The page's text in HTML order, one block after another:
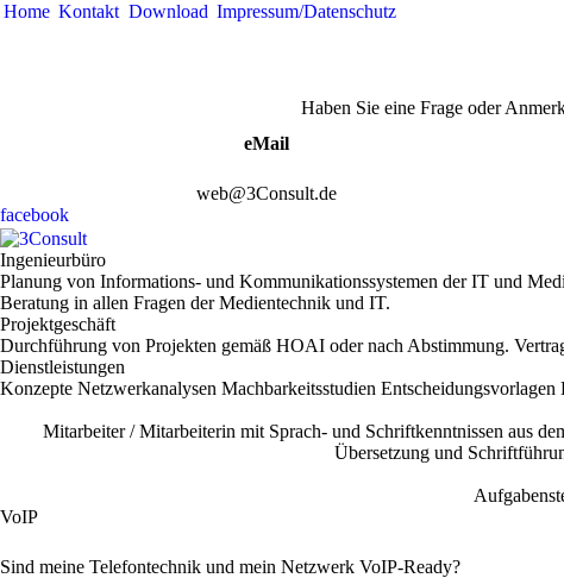
Home Kontakt Download Impressum/Datenschutz
Haben Sie eine Frage oder
eMail
web@3Consult.de
facebook
Ingenieurbüro
Planung von Informations- und Kommunikationssystemen der IT und
Beratung in allen Fragen der Medientechnik und IT.
Projektgeschäft
Durchführung von Projekten gemäß HOAI oder nach Abstimmung.
Dienstleistungen
Konzepte Netzwerkanalysen Machbarkeitsstudien Entscheidungsvorlagen
Mitarbeiter / Mitarbeiterin mit Sprach- und Schriftkenntnissen aus
Übersetzung und
VoIP
Sind meine Telefontechnik und mein Netzwerk VoIP-Ready?